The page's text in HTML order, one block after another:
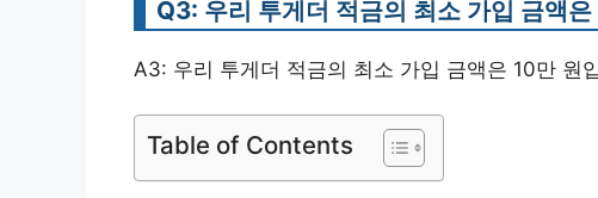
Q3: 우리 투게더 적금의 최소 가입 금액
A3: 우리 투게더 적금의 최소 가입 금액은 10만 원
Table of Contents